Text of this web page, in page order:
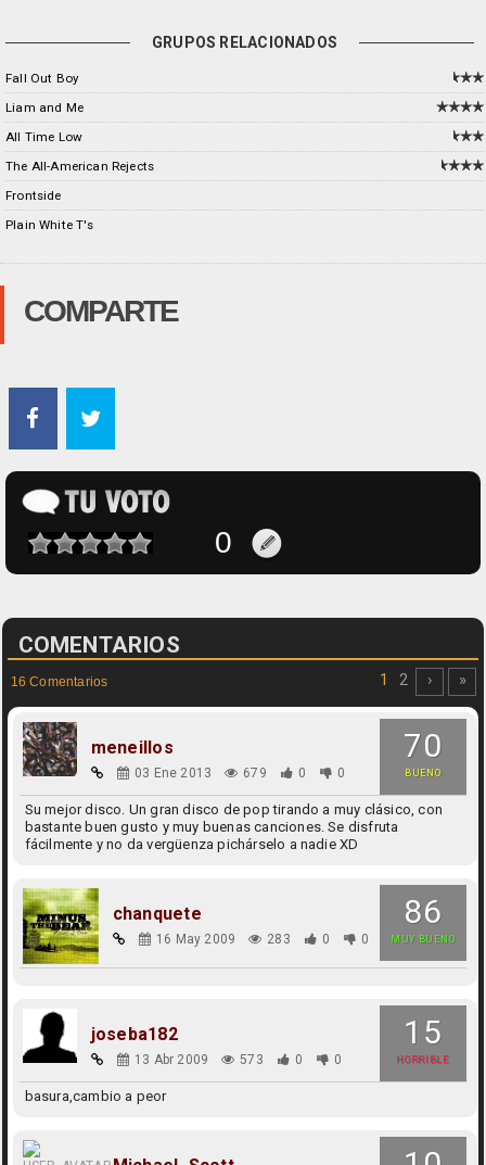
GRUPOS RELACIONADOS
Fall Out Boy
Liam and Me
All Time Low
The All-American Rejects
Frontside
Plain White T's
COMPARTE
COMENTARIOS
16 Comentarios 1 2 › »
70
BUENO
meneillos
03 Ene 2013 679 0 0
Su mejor disco. Un gran disco de pop tirando a muy clásico, con
bastante buen gusto y muy buenas canciones. Se disfruta
fácilmente y no da vergüenza pichárselo a nadie XD
86
MUY BUENO
chanquete
16 May 2009 283 0 0
15
HORRIBLE
joseba182
13 Abr 2009 573 0 0
basura,cambio a peor